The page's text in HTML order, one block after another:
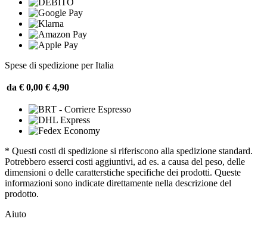
Spese di spedizione per Italia
da € 0,00 € 4,90
* Questi costi di spedizione si riferiscono alla spedizione standard.
Potrebbero esserci costi aggiuntivi, ad es. a causa del peso, delle
dimensioni o delle caratterstiche specifiche dei prodotti. Queste
informazioni sono indicate direttamente nella descrizione del
prodotto.
Aiuto